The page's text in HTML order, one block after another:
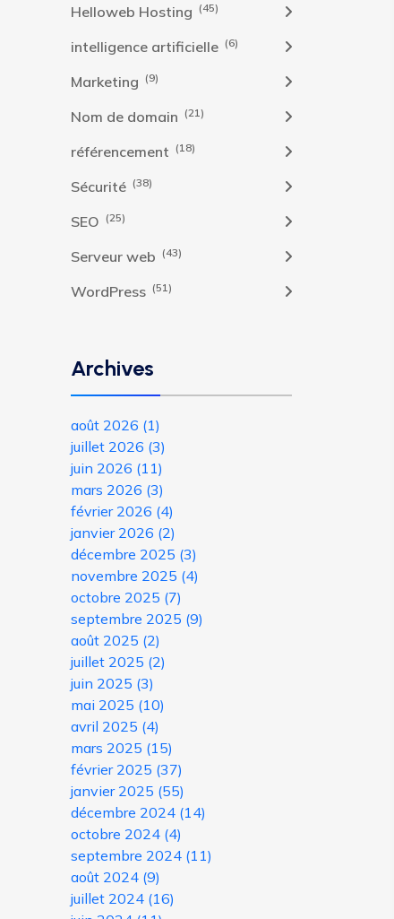
Helloweb Hosting (45)
intelligence artificielle (6)
Marketing (9)
Nom de domain (21)
référencement (18)
Sécurité (38)
SEO (25)
Serveur web (43)
WordPress (51)
Archives
août 2026 (1)
juillet 2026 (3)
juin 2026 (11)
mars 2026 (3)
février 2026 (4)
janvier 2026 (2)
décembre 2025 (3)
novembre 2025 (4)
octobre 2025 (7)
septembre 2025 (9)
août 2025 (2)
juillet 2025 (2)
juin 2025 (3)
mai 2025 (10)
avril 2025 (4)
mars 2025 (15)
février 2025 (37)
janvier 2025 (55)
décembre 2024 (14)
octobre 2024 (4)
septembre 2024 (11)
août 2024 (9)
juillet 2024 (16)